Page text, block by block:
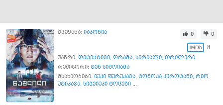
ქვეყანა: იაპონია 0 0
8
ჟანრი: დეტექტივი, დრამა, სერიალი, თრილერი
რეჟისორი: ტენ სიმოიამა
მსახიობები: იუკი ფურუკავა, ტომოკა კუროტანი, რეო
უტიკავა, სიგეიუკი ტოცუგი ...